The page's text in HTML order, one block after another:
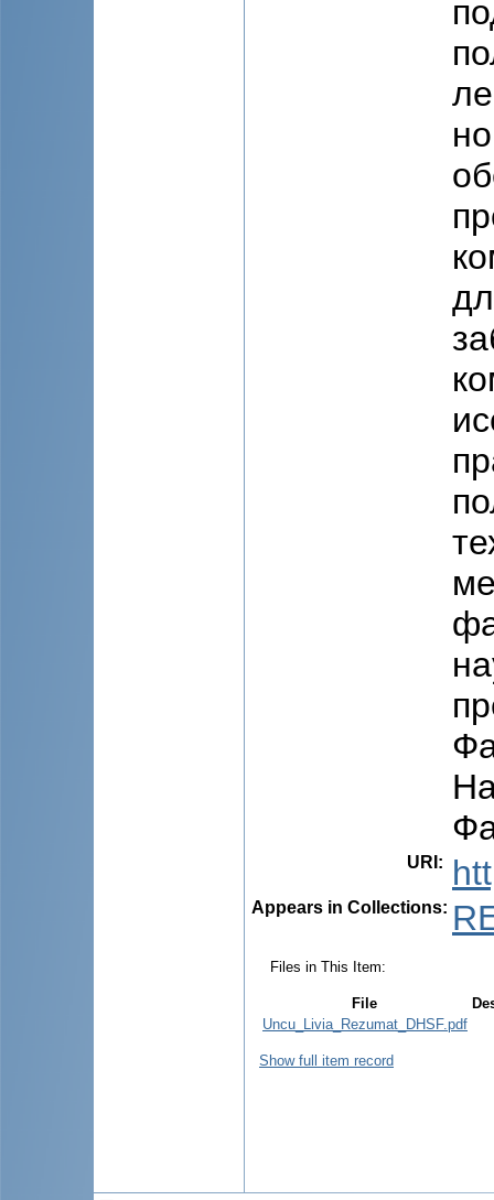
URI :
Appears in Collections:
Files in This Item:
File
Uncu_Livia_Rezumat_DHSF.pdf
Show full item record